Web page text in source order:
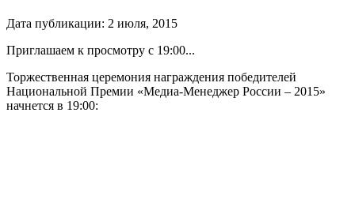
Дата публикации: 2 июля, 2015
Приглашаем к просмотру с 19:00...
Торжественная церемония награждения победителей
Национальной Премии «Медиа-Менеджер России – 2015»
начнется в 19:00: